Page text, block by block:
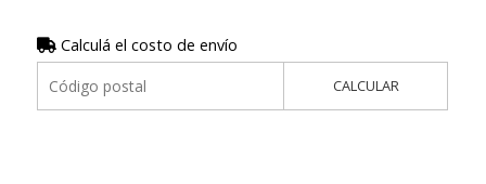
Calculá el costo de envío
CALCULAR